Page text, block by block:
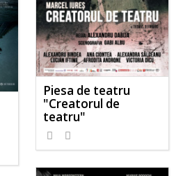
Piesa de teatru
"Creatorul de
teatru"